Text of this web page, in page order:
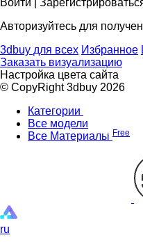
Войти |
Авторизуйтесь для
3dbuy для всех Избранное
Заказать визуализацию
Настройка цвета сайта
© CopyRight 3dbuy 2026
Категории
Все модели
Все Материалы Free
ru